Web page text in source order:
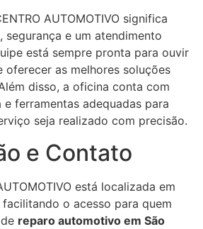
AUTOMOTIVO significa
e um atendimento
está sempre pronta para ouvir
oferecer as melhores soluções
disso, a oficina conta com
ferramentas adequadas para
seja realizado com precisão.
e Contato
está localizada em
facilitando o acesso para quem
reparo automotivo em São